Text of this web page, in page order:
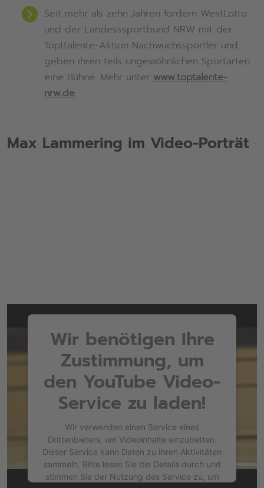
Seit mehr als zehn Jahren fördern WestLotto
und der Landesssportbund NRW mit der
Topttalente-Aktion Nachwuchssportler und
geben ihren teils ungewöhnlichen Sportarten
eine Bühne. Mehr unterwww.toptalente-
nrw.de.
Max Lammering im Video-Porträt
Wir benötigen Ihre
Zustimmung, um
den YouTube Video-
Service zu laden!
Wir verwenden einen Service eines
Drittanbieters, um Videoinhalte einzubetten.
Dieser Service kann Daten zu Ihren Aktivitäten
sammeln. Bitte lesen Sie die Details durch und
stimmen Sie der Nutzung des Service zu, um